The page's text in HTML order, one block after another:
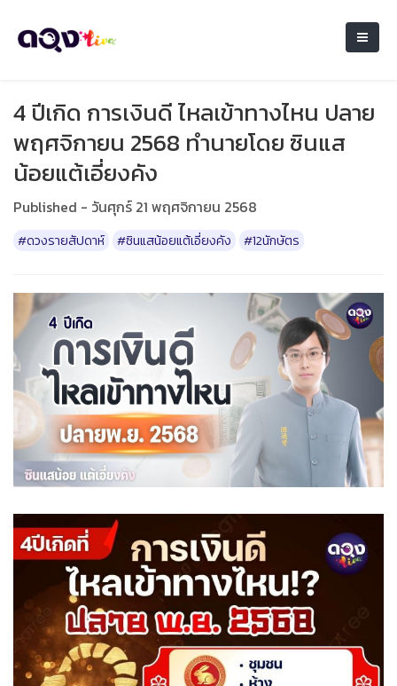
4 ปีเกิด การเงินดี ไหลเข้าทางไหน ปลาย
พฤศจิกายน 2568 ทำนายโดย ซินแส
น้อยแต้เอี่ยงคัง
Published - วันศุกร์ 21 พฤศจิกายน 2568
#ดวงรายสัปดาห์ #ซินแสน้อยแต้เอี่ยงคัง #12นักษัตร